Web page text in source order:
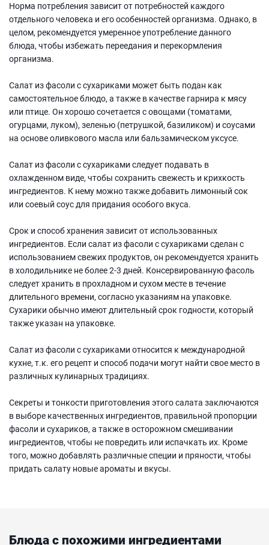
Норма потребления зависит от потребностей каждого
отдельного человека и его особенностей организма. Однако, в
целом, рекомендуется умеренное употребление данного
блюда, чтобы избежать переедания и перекормления
организма.
Салат из фасоли с сухариками может быть подан как
самостоятельное блюдо, а также в качестве гарнира к мясу
или птице. Он хорошо сочетается с овощами (томатами,
огурцами, луком), зеленью (петрушкой, базиликом) и соусами
на основе оливкового масла или бальзамическом уксусе.
Салат из фасоли с сухариками следует подавать в
охлажденном виде, чтобы сохранить свежесть и крихкость
ингредиентов. К нему можно также добавить лимонный сок
или соевый соус для придания особого вкуса.
Срок и способ хранения зависит от использованных
ингредиентов. Если салат из фасоли с сухариками сделан с
использованием свежих продуктов, он рекомендуется хранить
в холодильнике не более 2-3 дней. Консервированную фасоль
следует хранить в прохладном и сухом месте в течение
длительного времени, согласно указаниям на упаковке.
Сухарики обычно имеют длительный срок годности, который
также указан на упаковке.
Салат из фасоли с сухариками относится к международной
кухне, т.к. его рецепт и способ подачи могут найти свое место в
различных кулинарных традициях.
Секреты и тонкости приготовления этого салата заключаются
в выборе качественных ингредиентов, правильной пропорции
фасоли и сухариков, а также в осторожном смешивании
ингредиентов, чтобы не повредить или испачкать их. Кроме
того, можно добавлять различные специи и пряности, чтобы
придать салату новые ароматы и вкусы.
Блюда с похожими ингредиентами